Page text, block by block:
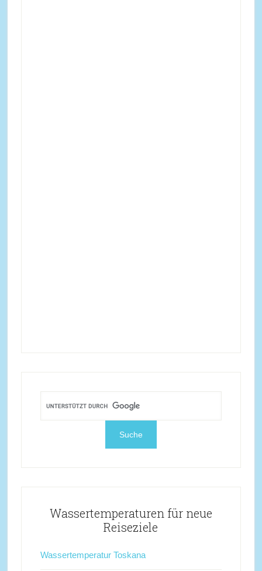
Wassertemperaturen für neue
Reiseziele
Wassertemperatur Toskana